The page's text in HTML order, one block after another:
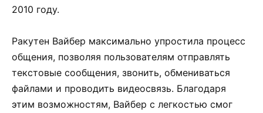
2010 году.
Ракутен Вайбер максимально упростила процесс
общения, позволяя пользователям отправлять
текстовые сообщения, звонить, обмениваться
файлами и проводить видеосвязь. Благодаря
этим возможностям, Вайбер с легкостью смог